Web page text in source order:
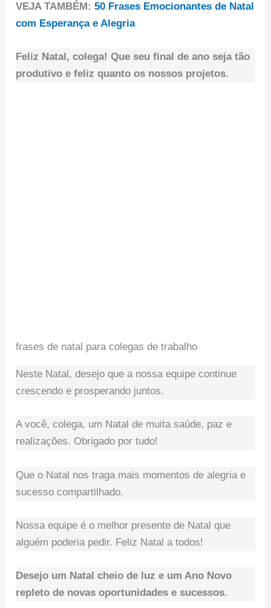
VEJA TAMBÉM:50 Frases Emocionantes de Natal
com Esperança e Alegria
Feliz Natal, colega! Que seu final de ano seja tão
produtivo e feliz quanto os nossos projetos.
frases de natal para colegas de trabalho
Neste Natal, desejo que a nossa equipe continue
crescendo e prosperando juntos.
A você, colega, um Natal de muita saúde, paz e
realizações. Obrigado por tudo!
Que o Natal nos traga mais momentos de alegria e
sucesso compartilhado.
Nossa equipe é o melhor presente de Natal que
alguém poderia pedir. Feliz Natal a todos!
Desejo um Natal cheio de luz e um Ano Novo
repleto de novas oportunidades e sucessos.